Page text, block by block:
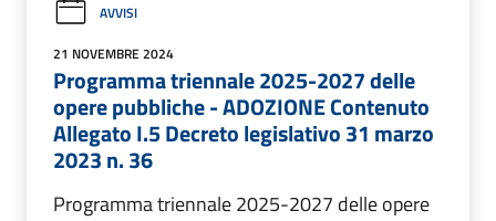
AVVISI
21 NOVEMBRE 2024
Programma triennale 2025-2027 delle
opere pubbliche - ADOZIONE Contenuto
Allegato I.5 Decreto legislativo 31 marzo
2023 n. 36
Programma triennale 2025-2027 delle opere